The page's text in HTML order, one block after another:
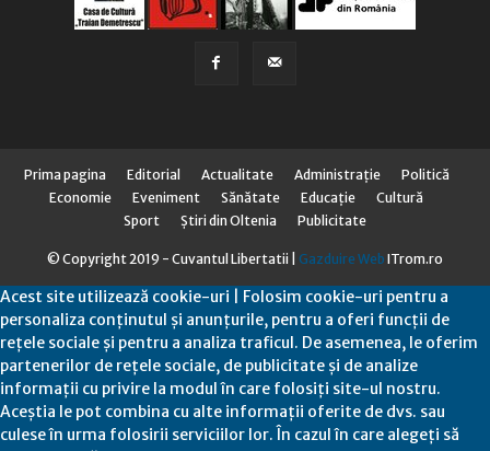
Prima pagina Editorial Actualitate Administraţie
Politică
Economie
Eveniment Sănătate Educaţie
Cultură
Sport
Știri din Oltenia Publicitate
© Copyright 2019 - Cuvantul Libertatii | Gazduire Web ITrom.ro
Acest site utilizează cookie-uri | Folosim cookie-uri pentru a
personaliza conținutul și anunțurile, pentru a oferi funcții de
rețele sociale și pentru a analiza traficul. De asemenea, le oferim
partenerilor de rețele sociale, de publicitate și de analize
informații cu privire la modul în care folosiți site-ul nostru.
Aceștia le pot combina cu alte informații oferite de dvs. sau
culese în urma folosirii serviciilor lor. În cazul în care alegeți să